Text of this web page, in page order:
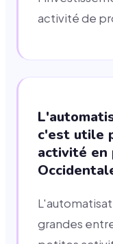
activité de
c'est utile
activité en
grandes